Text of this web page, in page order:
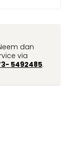
dan
via
5492485.